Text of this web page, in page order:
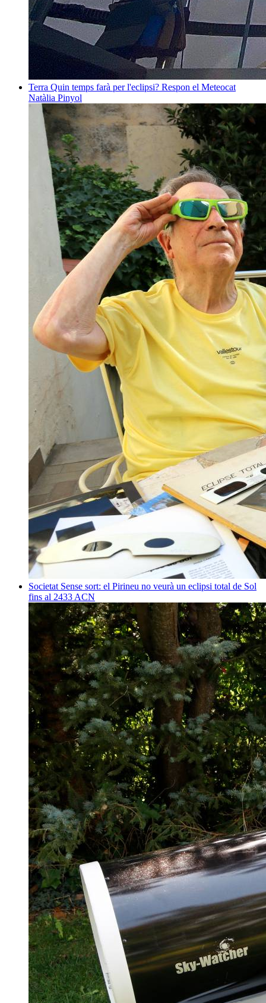
Terra Quin temps farà per l'eclipsi? Respon el Meteocat
Natàlia Pinyol
Societat Sense sort: el Pirineu no veurà un eclipsi total de Sol
fins al 2433 ACN